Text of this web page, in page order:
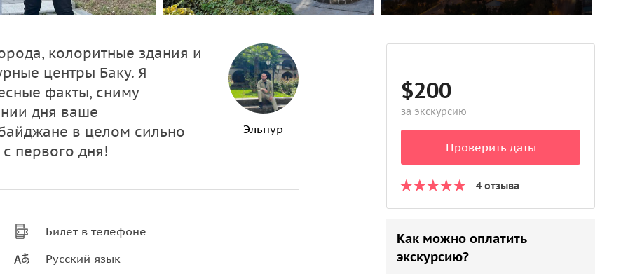
колоритные здания и
центры Баку. Я
факты, сниму
дня ваше
в целом сильно
первого дня!
Эльнур
Билет в телефоне
Русский язык
$200
за экскурсию
Проверить даты
4 отзыва
Как можно оплатить
экскурсию?